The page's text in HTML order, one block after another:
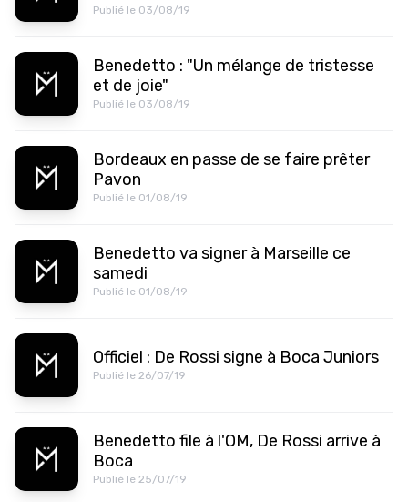
Publié le 03/08/19
Benedetto : "Un mélange de tristesse
et de joie"
Publié le 03/08/19
Bordeaux en passe de se faire prêter
Pavon
Publié le 01/08/19
Benedetto va signer à Marseille ce
samedi
Publié le 01/08/19
Officiel : De Rossi signe à Boca Juniors
Publié le 26/07/19
Benedetto file à l'OM, De Rossi arrive à
Boca
Publié le 25/07/19